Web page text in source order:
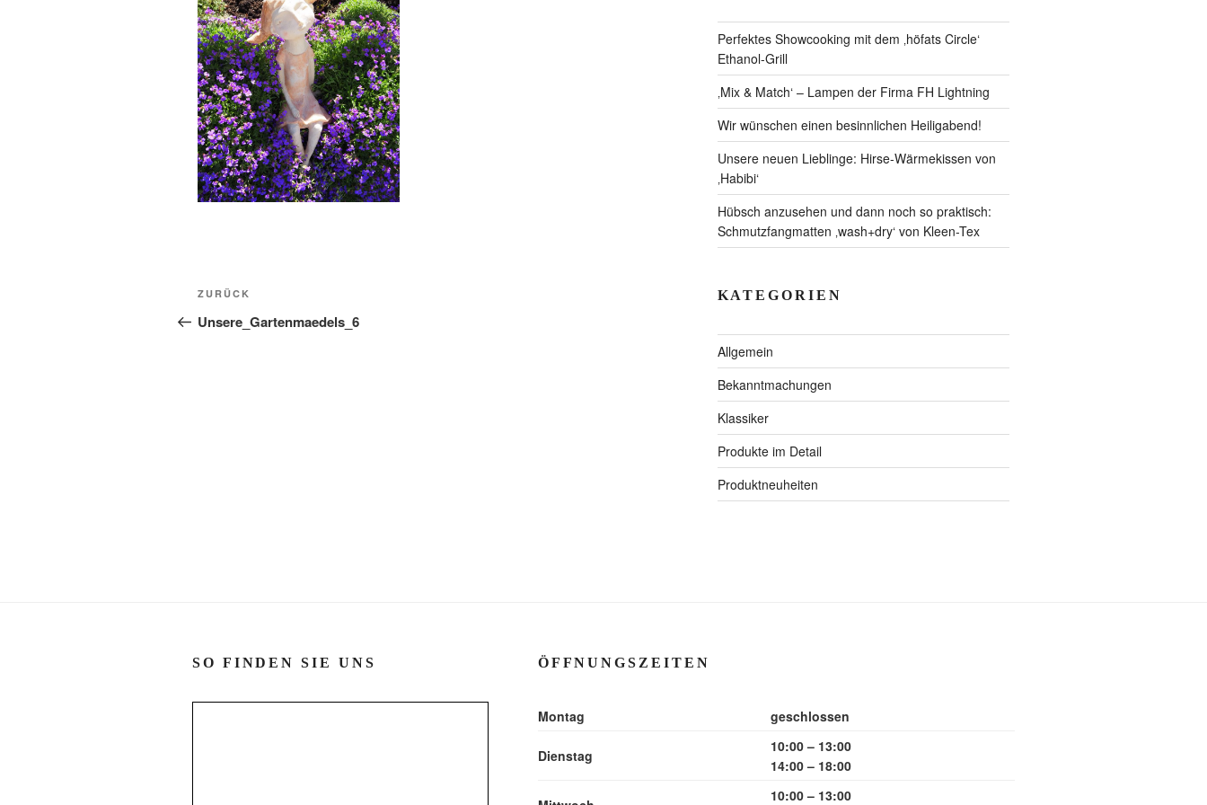
Beitragsnavigation
Vorheriger
Beitrag
ZURÜCK
Unsere_Gartenmaedels_6
Perfektes Showcooking mit dem ‚höfats Circle‘
Ethanol-Grill
‚Mix & Match‘ – Lampen der Firma FH Lightning
Wir wünschen einen besinnlichen Heiligabend!
Unsere neuen Lieblinge: Hirse-Wärmekissen von
‚Habibi‘
Hübsch anzusehen und dann noch so praktisch:
Schmutzfangmatten ‚wash+dry‘ von Kleen-Tex
KATEGORIEN
Allgemein
Bekanntmachungen
Klassiker
Produkte im Detail
Produktneuheiten
SO FINDEN SIE UNS ÖFFNUNGSZEITEN
Montag geschlossen
Dienstag
10:00 – 13:00
14:00 – 18:00
10:00 – 13:00